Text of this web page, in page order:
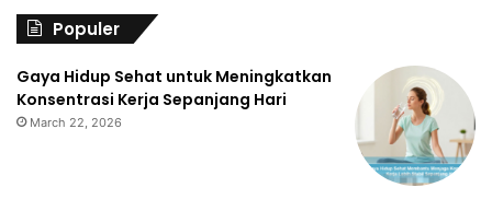
Populer
Gaya Hidup Sehat untuk Meningkatkan
Konsentrasi Kerja Sepanjang Hari
March 22, 2026